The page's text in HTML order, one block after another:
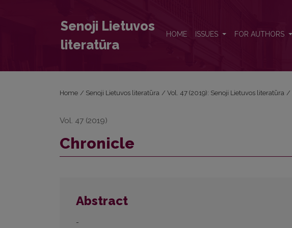
Senoji Lietuvos
literatūra
HOME ISSUES FOR AUTHORS
Home / Senoji Lietuvos literatūra / Vol. 47 (2019): Senoji Lietuvos literatūra /
Vol. 47 (2019)
Chronicle
Abstract
-